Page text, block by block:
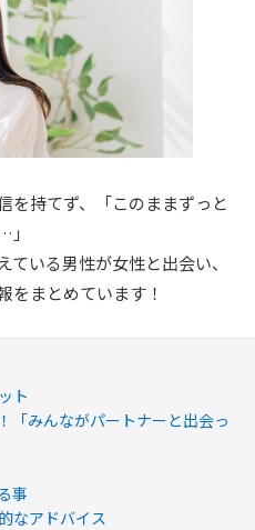
を持てず、「このままずっと
いる男性が女性と出会い、
をまとめています！
ト
「みんながパートナーと出会っ
事
なアドバイス